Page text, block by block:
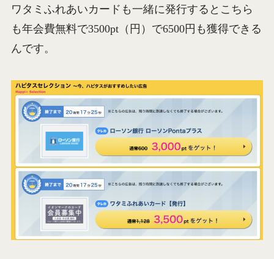
ワタミふれあいカードも一緒に発行するとこちら
も年会費無料で3500pt（円）で6500円も獲得できる
んです。